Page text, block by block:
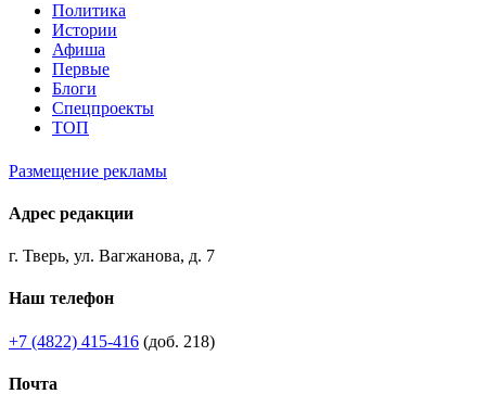
Политика
Истории
Афиша
Первые
Блоги
Спецпроекты
ТОП
Размещение рекламы
Адрес редакции
г. Тверь, ул. Вагжанова, д. 7
Наш телефон
+7 (4822) 415-416 (доб. 218)
Почта